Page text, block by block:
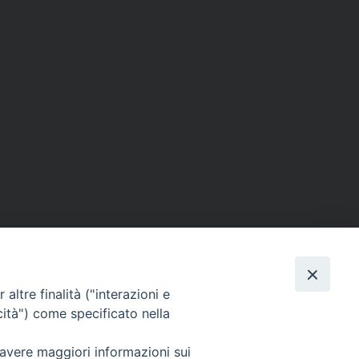
SEGUICI SU
altre finalità ("interazioni e
come specificato nella
maggiori informazioni sui